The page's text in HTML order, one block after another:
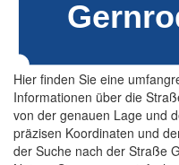
Hier finden Sie eine
Informationen über die
von der genauen Lage und
präzisen Koordinaten und
der Suche nach der Straße